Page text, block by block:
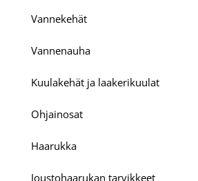
Vannekehät
Vannenauha
Kuulakehät ja laakerikuulat
Ohjainosat
Haarukka
Joustohaarukan tarvikkeet